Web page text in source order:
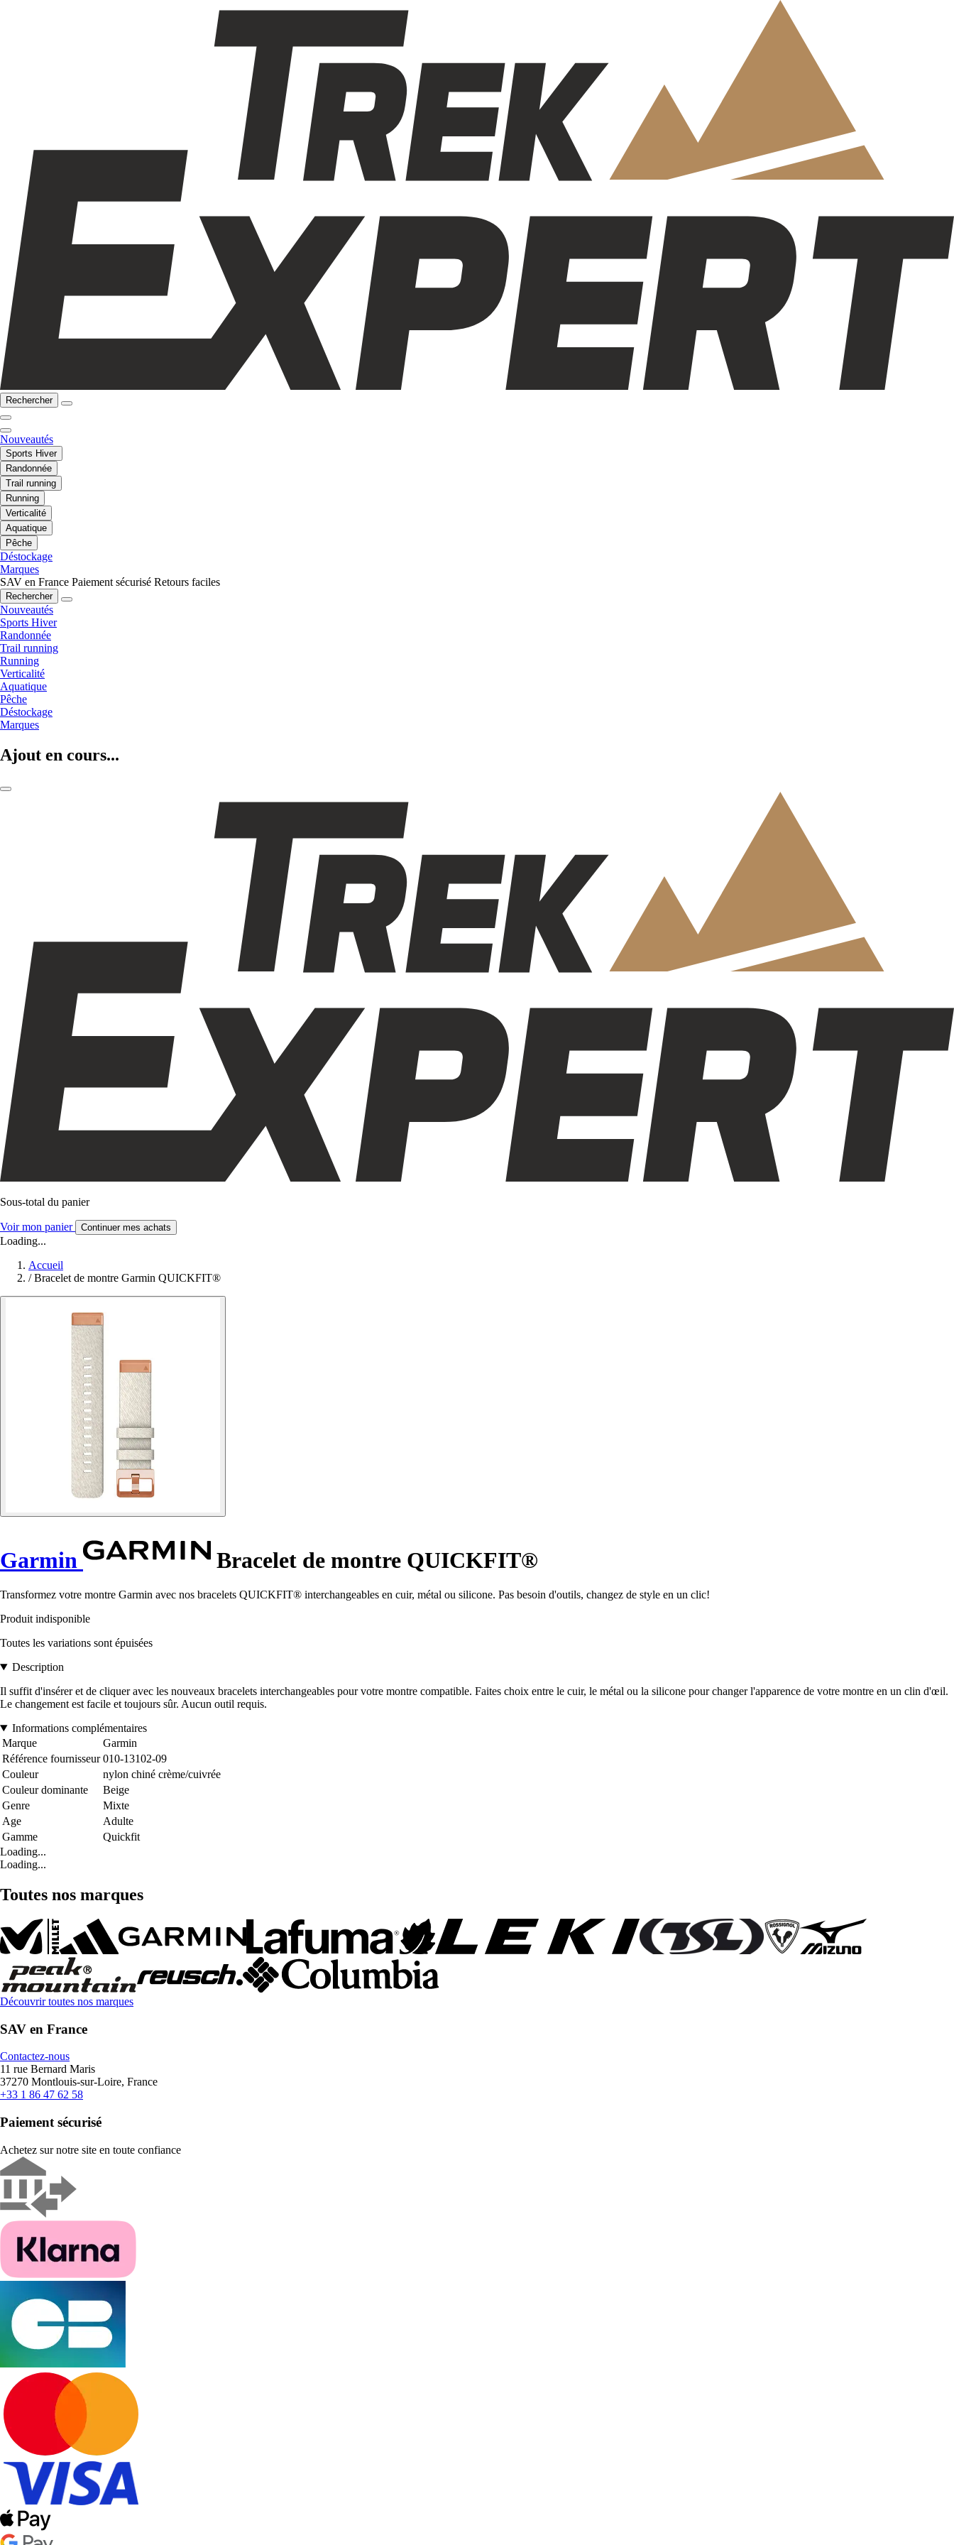
Rechercher
Nouveautés
Sports Hiver
Randonnée
Trail running
Running
Verticalité
Aquatique
Pêche
Déstockage
Marques
SAV en France Paiement sécurisé Retours faciles
Rechercher
Nouveautés
Sports Hiver
Randonnée
Trail running
Running
Verticalité
Aquatique
Pêche
Déstockage
Marques
Ajout en cours...
Sous-total du panier
Voir mon panier Continuer mes achats
Loading...
Accueil
/ Bracelet de montre Garmin QUICKFIT®
Garmin Bracelet de montre QUICKFIT®
Transformez votre montre Garmin avec nos bracelets QUICKFIT® interchangeables en cuir, métal ou silicone. Pas besoin d'outils, changez de style en un clic!
Produit indisponible
Toutes les variations sont épuisées
Description
Il suffit d'insérer et de cliquer avec les nouveaux bracelets interchangeables pour votre montre compatible. Faites choix entre le cuir, le métal ou la silicone pour changer l'apparence de votre montre en un clin d'œil.
Le changement est facile et toujours sûr. Aucun outil requis.
Informations complémentaires
Marque
Garmin
Référence fournisseur 010-13102-09
Couleur
nylon chiné crème/cuivrée
Couleur dominante
Beige
Genre
Mixte
Age
Adulte
Gamme
Quickfit
Loading...
Loading...
Toutes nos marques
Découvrir toutes nos marques
SAV en France
Contactez-nous
11 rue Bernard Maris
37270 Montlouis-sur-Loire, France
+33 1 86 47 62 58
Paiement sécurisé
Achetez sur notre site en toute confiance